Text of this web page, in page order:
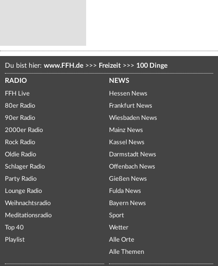
Du bist hier: www.FFH.de >>> Freizeit >>> 100 Dinge
RADIO
FFH Live
80er Radio
90er Radio
2000er Radio
Rock Radio
Oldie Radio
Schlager Radio
Party Radio
Lounge Radio
Weihnachtsradio
Meditationsradio
Top 40
Playlist
NEWS
Hessen News
Frankfurt News
Wiesbaden News
Mainz News
Kassel News
Darmstadt News
Offenbach News
Gießen News
Fulda News
Bayern News
Sport
Wetter
Alle Orte
Alle Themen